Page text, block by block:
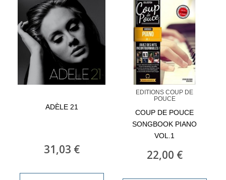
ADÈLE 21
31,03 €
EDITIONS COUP DE
POUCE
COUP DE POUCE
SONGBOOK PIANO
VOL.1
22,00 €